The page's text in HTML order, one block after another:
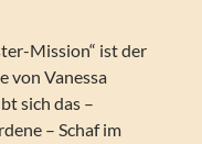
Mission“ ist der
von Vanessa
sich das –
– Schaf im